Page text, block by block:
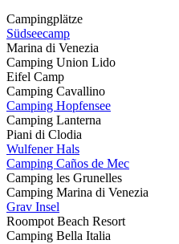
Campingplätze
Südseecamp
Marina di Venezia
Camping Union Lido
Eifel Camp
Camping Cavallino
Camping Hopfensee
Camping Lanterna
Piani di Clodia
Wulfener Hals
Camping Caños de Mec
Camping les Grunelles
Camping Marina di Venezia
Grav Insel
Roompot Beach Resort
Camping Bella Italia